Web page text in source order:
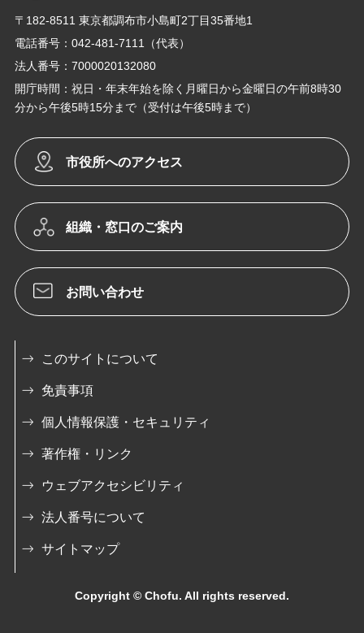
〒182-8511 東京都調布市小島町2丁目35番地1
電話番号：042-481-7111（代表）
法人番号：7000020132080
開庁時間：祝日・年末年始を除く月曜日から金曜日の午前8時30
分から午後5時15分まで（受付は午後5時まで）
市役所へのアクセス
組織・窓口のご案内
お問い合わせ
このサイトについて
免責事項
個人情報保護・セキュリティ
著作権・リンク
ウェブアクセシビリティ
法人番号について
サイトマップ
Copyright © Chofu. All rights reserved.